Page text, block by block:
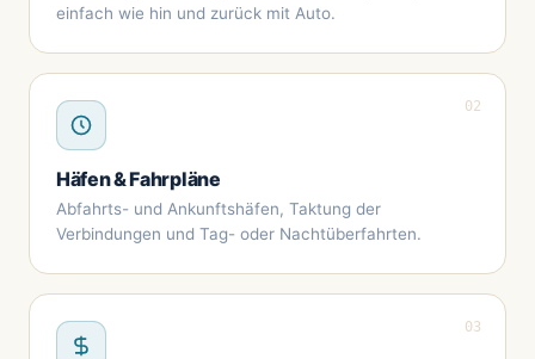
einfach wie hin und zurück mit Auto.
02
Häfen & Fahrpläne
Abfahrts- und Ankunftshäfen, Taktung der
Verbindungen und Tag- oder Nachtüberfahrten.
03